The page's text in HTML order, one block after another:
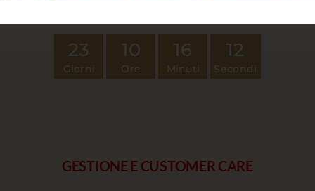
23
Giorni
10
Ore
16
Minuti
12
Secondi
GESTIONE E CUSTOMER CARE